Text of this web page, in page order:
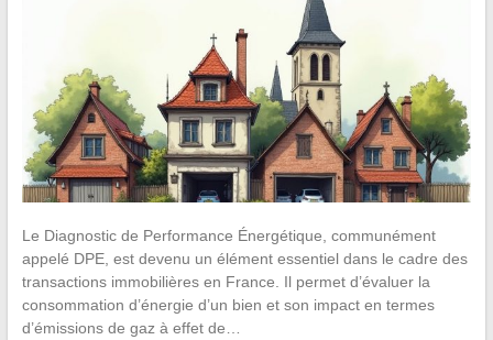
Le Diagnostic de Performance Énergétique, communément
appelé DPE, est devenu un élément essentiel dans le cadre des
transactions immobilières en France. Il permet d’évaluer la
consommation d’énergie d’un bien et son impact en termes
d’émissions de gaz à effet de…